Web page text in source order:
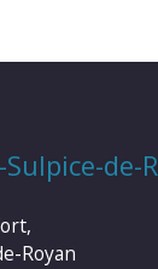
de-
Royan